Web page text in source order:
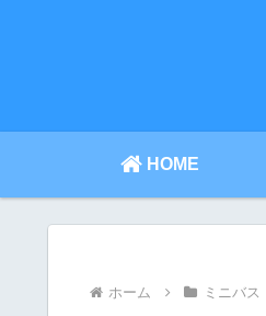
HOME
ホーム ミニバス